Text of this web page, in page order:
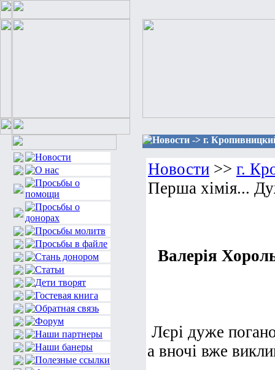
Новости -> г.
Новости >> г.
Перша хімія...
Валерія
Лєрі дуже
а вночі вже